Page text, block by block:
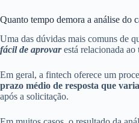
Quanto tempo demora a análise do
Uma das dúvidas mais comuns de
fácil de aprovarestá relacionada ao
Em geral, a fintech oferece um
prazo médio de resposta que
após a solicitação.